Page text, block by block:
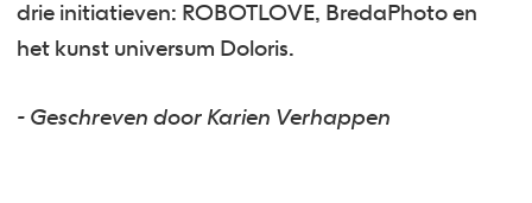
drie initiatieven: ROBOTLOVE, BredaPhoto en
het kunst universum Doloris.
- Geschreven door Karien Verhappen